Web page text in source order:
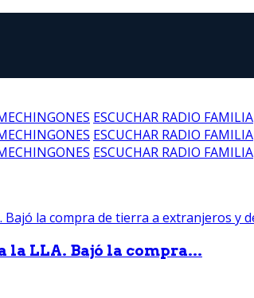
ESCUCHAR RADIO FAMILIA
ESCUCHAR RADIO FAMILIA
ESCUCHAR RADIO FAMILIA
LLA. Bajó la compra...